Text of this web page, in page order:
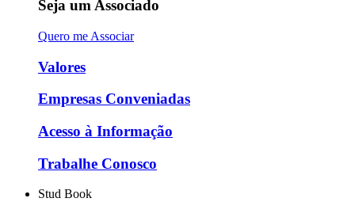
Seja um Associado
Quero me Associar
Valores
Empresas Conveniadas
Acesso à Informação
Trabalhe Conosco
Stud Book